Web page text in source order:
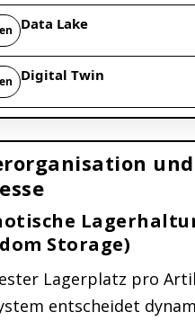
Data Lake
Digital Twin
und
Storage)
Lagerplatz pro
entscheidet